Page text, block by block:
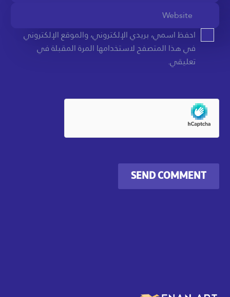
احفظ اسمي، بريدي الإلكتروني، والموقع الإلكتروني
في هذا المتصفح لاستخدامها المرة المقبلة في
تعليقي.
SEND COMMENT